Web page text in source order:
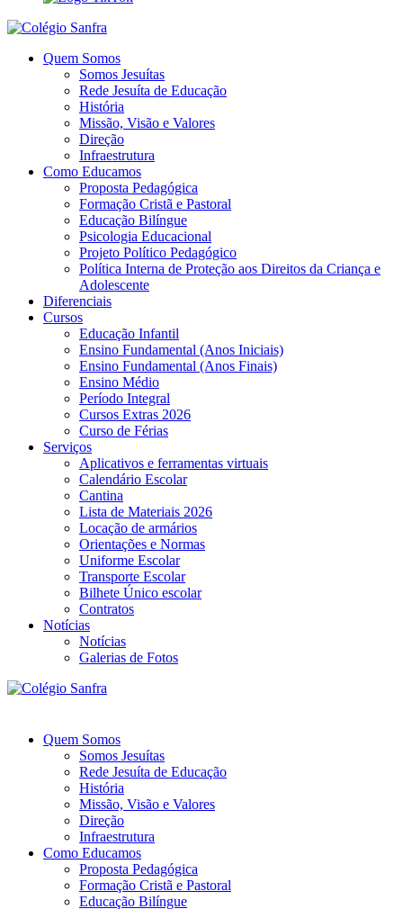
Quem Somos
Somos Jesuítas
Rede Jesuíta de Educação
História
Missão, Visão e Valores
Direção
Infraestrutura
Como Educamos
Proposta Pedagógica
Formação Cristã e Pastoral
Educação Bilíngue
Psicologia Educacional
Projeto Político Pedagógico
Política Interna de Proteção aos Direitos da Criança e
Adolescente
Diferenciais
Cursos
Educação Infantil
Ensino Fundamental (Anos Iniciais)
Ensino Fundamental (Anos Finais)
Ensino Médio
Período Integral
Cursos Extras 2026
Curso de Férias
Serviços
Aplicativos e ferramentas virtuais
Calendário Escolar
Cantina
Lista de Materiais 2026
Locação de armários
Orientações e Normas
Uniforme Escolar
Transporte Escolar
Bilhete Único escolar
Contratos
Notícias
Notícias
Galerias de Fotos
Quem Somos
Somos Jesuítas
Rede Jesuíta de Educação
História
Missão, Visão e Valores
Direção
Infraestrutura
Como Educamos
Proposta Pedagógica
Formação Cristã e Pastoral
Educação Bilíngue